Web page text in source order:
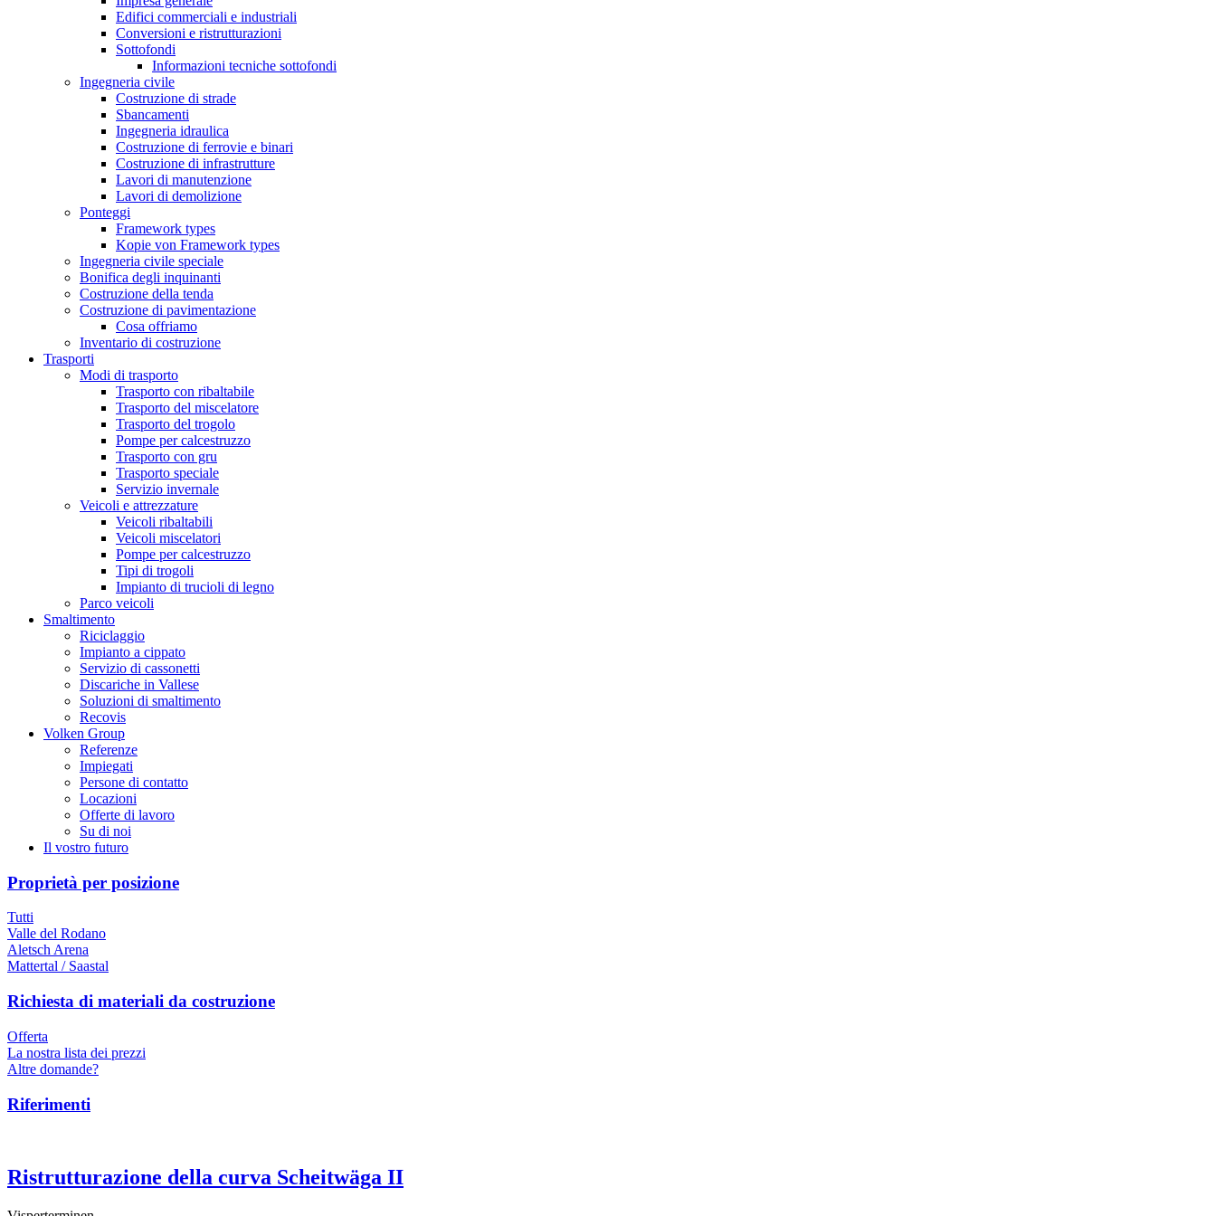
Edifici commerciali e industriali
Conversioni e ristrutturazioni
Sottofondi
Informazioni tecniche sottofondi
Ingegneria civile
Costruzione di strade
Sbancamenti
Ingegneria idraulica
Costruzione di ferrovie e binari
Costruzione di infrastrutture
Lavori di manutenzione
Lavori di demolizione
Ponteggi
Framework types
Kopie von Framework types
Ingegneria civile speciale
Bonifica degli inquinanti
Costruzione della tenda
Costruzione di pavimentazione
Cosa offriamo
Inventario di costruzione
Trasporti
Modi di trasporto
Trasporto con ribaltabile
Trasporto del miscelatore
Trasporto del trogolo
Pompe per calcestruzzo
Trasporto con gru
Trasporto speciale
Servizio invernale
Veicoli e attrezzature
Veicoli ribaltabili
Veicoli miscelatori
Pompe per calcestruzzo
Tipi di trogoli
Impianto di trucioli di legno
Parco veicoli
Smaltimento
Riciclaggio
Impianto a cippato
Servizio di cassonetti
Discariche in Vallese
Soluzioni di smaltimento
Recovis
Volken Group
Referenze
Impiegati
Persone di contatto
Locazioni
Offerte di lavoro
Su di noi
Il vostro futuro
Proprietà per posizione
Tutti
Valle del Rodano
Aletsch Arena
Mattertal / Saastal
Richiesta di materiali da costruzione
Offerta
La nostra lista dei prezzi
Altre domande?
Riferimenti
Ristrutturazione della curva Scheitwäga II